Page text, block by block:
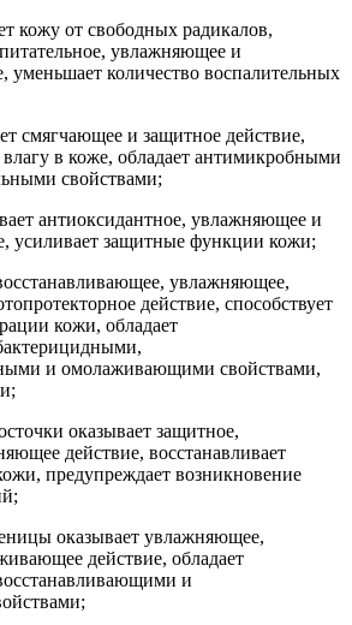
кожу от свободных радикалов,
увлажняющее и
уменьшает количество воспалительных
смягчающее и защитное действие,
в коже, обладает антимикробными
свойствами;
антиоксидантное, увлажняющее и
усиливает защитные функции кожи;
увлажняющее,
действие, способствует
кожи, обладает
и омолаживающими свойствами,
оказывает защитное,
действие, восстанавливает
предупреждает возникновение
оказывает увлажняющее,
действие, обладает
и